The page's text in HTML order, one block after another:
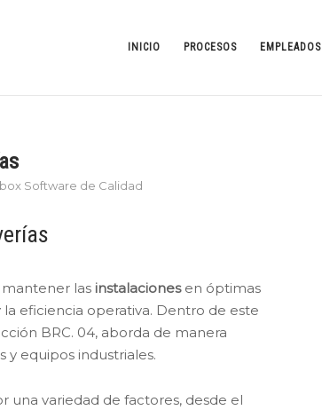
INICIO PROCESOS EMPLEADOS
Software de Calidad
las instalacionesen óptimas
eficiencia operativa. Dentro de este
BRC. 04, aborda de manera
y equipos industriales.
una variedad de factores, desde el